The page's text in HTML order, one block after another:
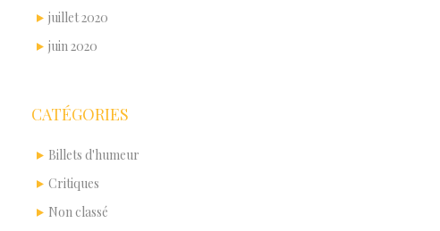
juillet 2020
juin 2020
CATÉGORIES
Billets d'humeur
Critiques
Non classé